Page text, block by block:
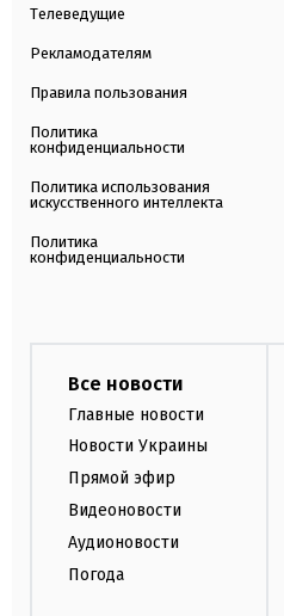
Телеведущие
Рекламодателям
Правила пользования
Политика
конфиденциальности
Политика использования
искусственного интеллекта
Политика
конфиденциальности
Все новости
Главные новости
Новости Украины
Прямой эфир
Видеоновости
Аудионовости
Погода